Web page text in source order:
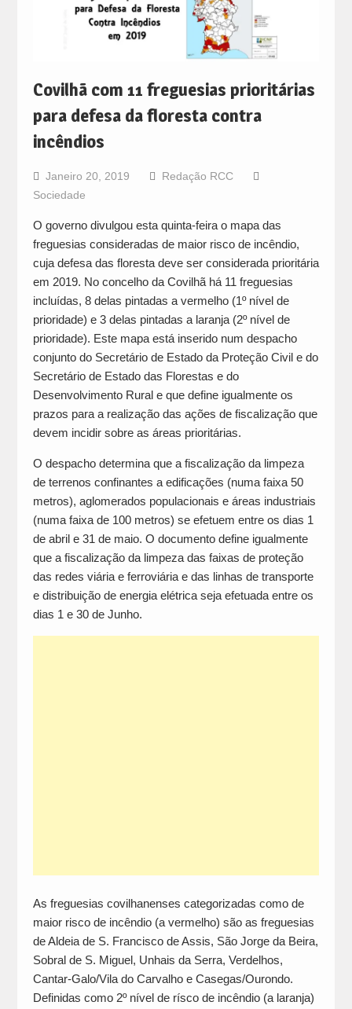
Covilhã com 11 freguesias prioritárias
para defesa da floresta contra
incêndios
Janeiro 20, 2019
Redação RCC
Sociedade
O governo divulgou esta quinta-feira o mapa das
freguesias consideradas de maior risco de incêndio,
cuja defesa das floresta deve ser considerada prioritária
em 2019. No concelho da Covilhã há 11 freguesias
incluídas, 8 delas pintadas a vermelho (1º nível de
prioridade) e 3 delas pintadas a laranja (2º nível de
prioridade). Este mapa está inserido num despacho
conjunto do Secretário de Estado da Proteção Civil e do
Secretário de Estado das Florestas e do
Desenvolvimento Rural e que define igualmente os
prazos para a realização das ações de fiscalização que
devem incidir sobre as áreas prioritárias.
O despacho determina que a fiscalização da limpeza
de terrenos confinantes a edificações (numa faixa 50
metros), aglomerados populacionais e áreas industriais
(numa faixa de 100 metros) se efetuem entre os dias 1
de abril e 31 de maio. O documento define igualmente
que a fiscalização da limpeza das faixas de proteção
das redes viária e ferroviária e das linhas de transporte
e distribuição de energia elétrica seja efetuada entre os
dias 1 e 30 de Junho.
As freguesias covilhanenses categorizadas como de
maior risco de incêndio (a vermelho) são as freguesias
de Aldeia de S. Francisco de Assis, São Jorge da Beira,
Sobral de S. Miguel, Unhais da Serra, Verdelhos,
Cantar-Galo/Vila do Carvalho e Casegas/Ourondo.
Definidas como 2º nível de rísco de incêndio (a laranja)